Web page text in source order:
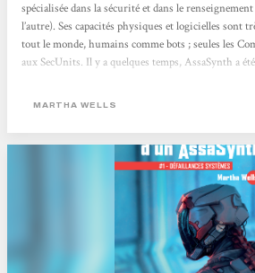
spécialisée dans la sécurité et dans le renseignement
l’autre). Ses capacités physiques et logicielles sont
tout le monde, humains comme bots ; seules les
aux SecUnits. Il y a quelques temps, AssaSynth a
moralité douteuse (comme toutes les corporations
MARTHA WELLS